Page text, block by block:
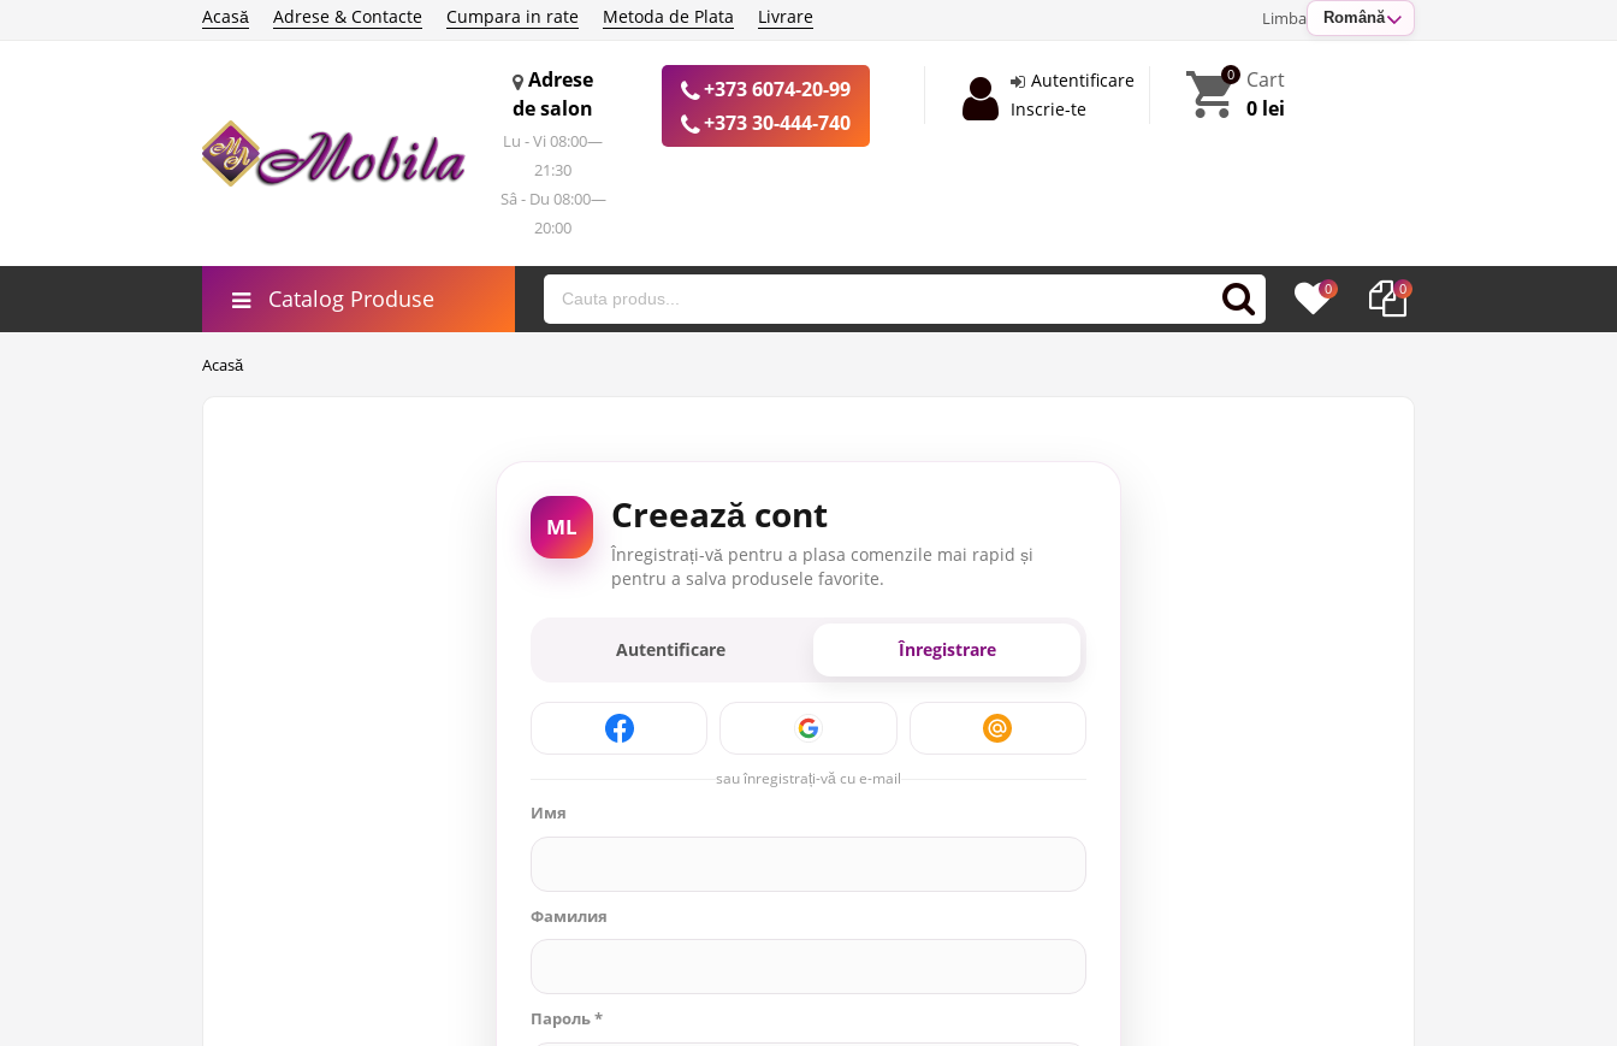
Limba Română
Acasă Adrese & Contacte Cumpara in rate Metoda de Plata Livrare
Adrese
de salon
Lu - Vi 08:00—
21:30
Sâ - Du 08:00—
20:00
+373 6074-20-99
+373 30-444-740
Autentificare
Inscrie-te
0
Cart
0 lei
Catalog Produse 0 0
Acasă
ML Creează cont
Înregistrați-vă pentru a plasa comenzile mai rapid și
pentru a salva produsele favorite.
Autentificare Înregistrare
sau înregistrați-vă cu e-mail
Имя
Фамилия
Пароль *